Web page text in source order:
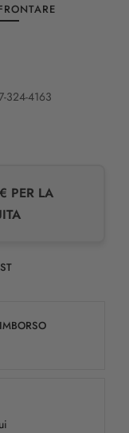
324-4163
PER LA